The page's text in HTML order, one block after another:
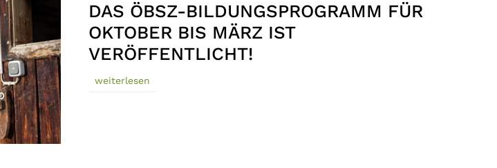
DAS ÖBSZ-BILDUNGSPROGRAMM FÜR
OKTOBER BIS MÄRZ IST
VERÖFFENTLICHT!
weiterlesen